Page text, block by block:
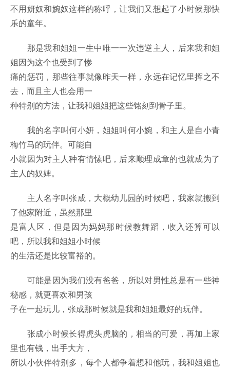
不用妍奴和婉奴这样的称呼，让我们又想起了小时候那快
乐的童年。
那是我和姐姐一生中唯一一次违逆主人，后来我和姐
姐因为这个也受到了惨
痛的惩罚，那些往事就像昨天一样，永远在记忆里挥之不
去，而且主人也会用一
种特别的方法，让我和姐姐把这些铭刻到骨子里。
我的名字叫何小妍，姐姐叫何小婉，和主人是自小青
梅竹马的玩伴。可能自
小就因为对主人种有情愫吧，后来顺理成章的也就成为了
主人的奴婢。
主人名字叫张成，大概幼儿园的时候吧，我家就搬到
了他家附近，虽然那里
是富人区，但是因为妈妈那时候教舞蹈，收入还算可以
吧，所以我和姐姐小时候
的生活还是比较富裕的。
可能是因为我们没有爸爸，所以对男性总是有一些神
秘感，就更喜欢和男孩
子在一起玩儿，张成那时候就是我和姐姐最好的玩伴。
张成小时候长得虎头虎脑的，相当的可爱，再加上家
里也有钱，出手大方，
所以小伙伴特别多，每个人都争着想和他玩，我和姐姐也